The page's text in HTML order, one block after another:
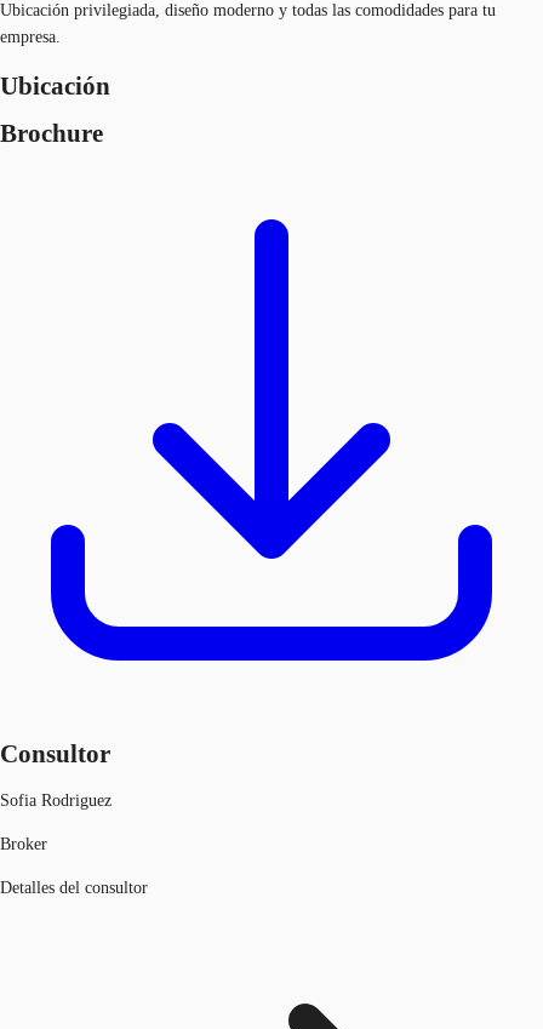
Ubicación privilegiada, diseño moderno y todas las comodidades para tu
empresa.
Ubicación
Brochure
Consultor
Sofia Rodriguez
Broker
Detalles del consultor